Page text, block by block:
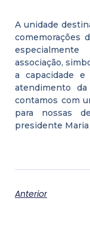
A unidade
comemorações
associação,
a capacidade e
atendimento
contamos com
para nossas
presidente Maria
Anterior